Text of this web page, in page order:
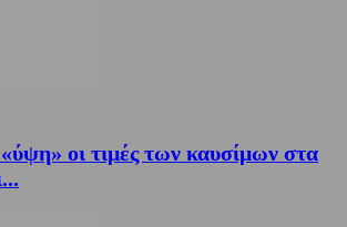
οι τιμές των καυσίμων στα